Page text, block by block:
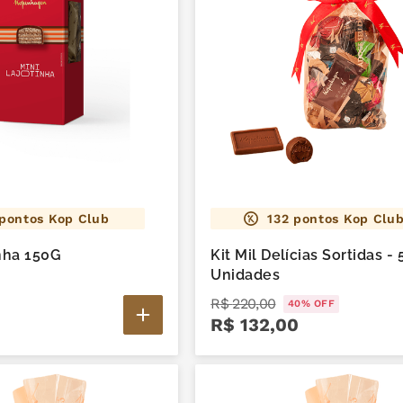
Kop Club
150G
132 pontos Kop
Kit Mil Delícias Sortidas - 50
Unidades
R$ 220,00 40% OFF
R$ 132,00